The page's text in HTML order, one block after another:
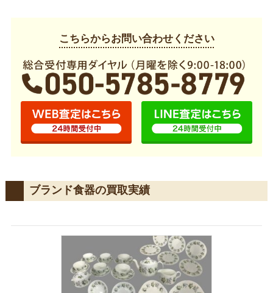
こちらからお問い合わせください
ブランド食器の買取実績